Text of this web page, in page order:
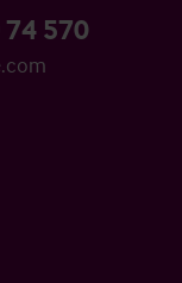
74 570